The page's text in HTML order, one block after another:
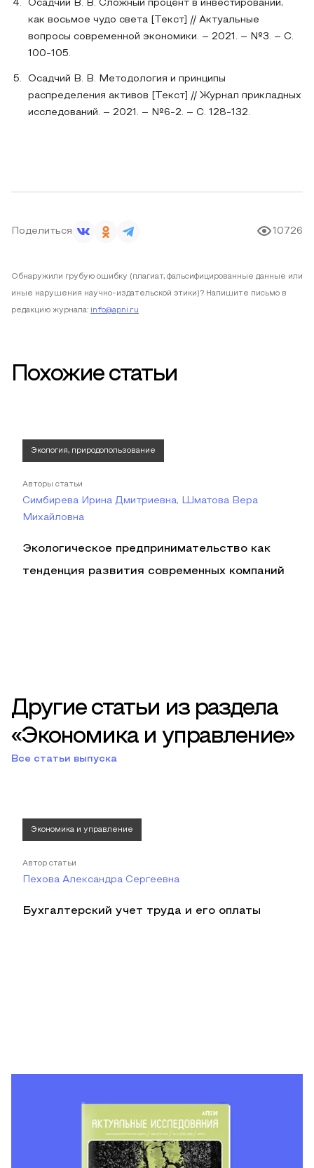
Осадчий В. В. Сложный процент в инвестировании,
как восьмое чудо света [Текст] // Актуальные
вопросы современной экономики. – 2021. – №3. – C.
100-105.
Осадчий В. В. Методология и принципы
распределения активов [Текст] // Журнал прикладных
исследований. – 2021. – №6-2. – С. 128-132.
Поделиться 10726
Обнаружили грубую ошибку (плагиат, фальсифицированные данные или
иные нарушения научно-издательской этики)? Напишите письмо в
редакцию журнала: info@apni.ru
Похожие статьи
Экология, природопользование
Авторы статьи
Симбирева Ирина Дмитриевна, Шматова Вера
Михайловна
Экологическое предпринимательство как
тенденция развития современных компаний
Другие статьи из раздела
«Экономика и управление»
Все статьи выпуска
Экономика и управление
Автор статьи
Пехова Александра Сергеевна
Бухгалтерский учет труда и его оплаты